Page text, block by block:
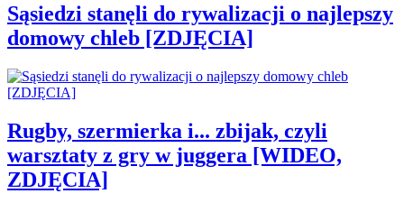
Sąsiedzi stanęli do rywalizacji o najlepszy
domowy chleb [ZDJĘCIA]
Rugby, szermierka i... zbijak, czyli
warsztaty z gry w juggera [WIDEO,
ZDJĘCIA]